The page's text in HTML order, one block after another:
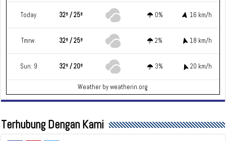
Today 32º / 25º 0% 16 km/h
Tmrw. 32º / 25º 2% 18 km/h
Sun. 9 32º / 20º 3% 20 km/h
Weather by weatherin.org
Terhubung Dengan Kami